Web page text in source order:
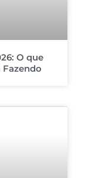
O que